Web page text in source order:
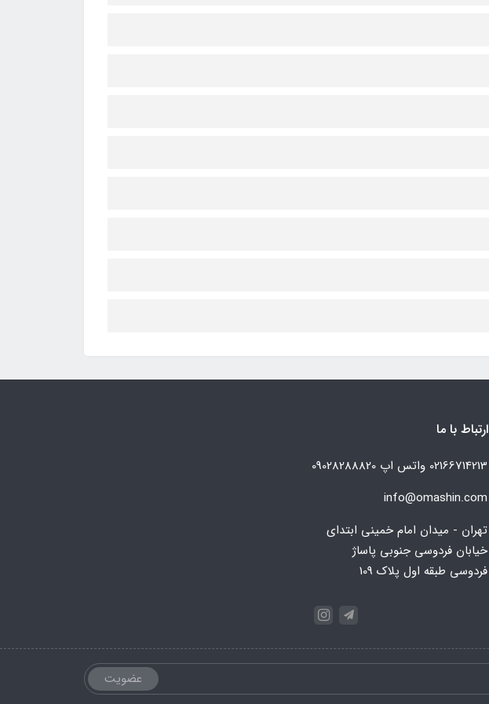
ارتباط با ما
02166714213 واتس اپ 09028288820
info@omashin.com
تهران - میدان امام خمینی ابتدای
خیابان فردوسی جنوبی پاساژ
فردوسی طبقه اول پلاک 109
عضویت